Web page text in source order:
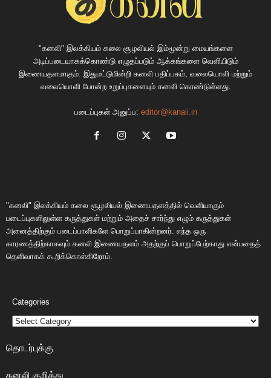
"கனலி" இலக்கியம் கலை சூழலியல் இம்மூன்று மையங்களை
அடிப்படையாகக்கொண்டு எழுதப்படும் ஆக்கங்களை வெளியிடும்
இணையதளமாகும். இதுமட்டுமின்றி கனலி பதிப்பகம், வலையொலி மற்றும்
வலையொளி போன்ற உறுப்புகளையும் கனலி கொண்டுள்ளது.
படைப்புகள் அனுப்ப: editor@kanali.in
"கனலி" இலக்கியம் கலை சூழலியல் இணையதளத்தில் வெளியாகும்
படைப்புகளிலுள்ள கருத்துகள் மற்றும் அதைச் சார்ந்து எழும் கருத்துகள்
அனைத்திற்கும் படைப்பாளிகளே பொறுப்பாகின்றனர். எந்த ஒரு
காரணத்திற்காகவும் கனலி இணையதளம் அதற்குப் பொறுப்பேற்காது என்பதைத்
தெளிவாகக் கூறிக்கொள்கிறோம்.
Categories
தொடர்புக்கு
கனலி குறித்து